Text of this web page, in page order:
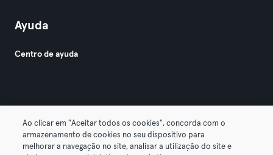
Ayuda
Centro de ayuda
© 2026 Urban Sports Group GmbH. All rights reserved.
Ao clicar em "Aceitar todos os cookies", concorda com o
armazenamento de cookies no seu dispositivo para
melhorar a navegação no site, analisar a utilização do site e